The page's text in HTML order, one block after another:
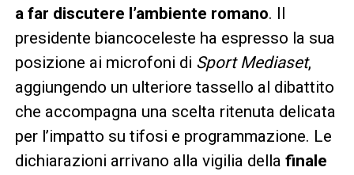
a far discutere l’ambiente romano. Il
presidente biancoceleste ha espresso la sua
posizione ai microfoni di Sport Mediaset,
aggiungendo un ulteriore tassello al dibattito
che accompagna una scelta ritenuta delicata
per l’impatto su tifosi e programmazione. Le
dichiarazioni arrivano alla vigilia della finale